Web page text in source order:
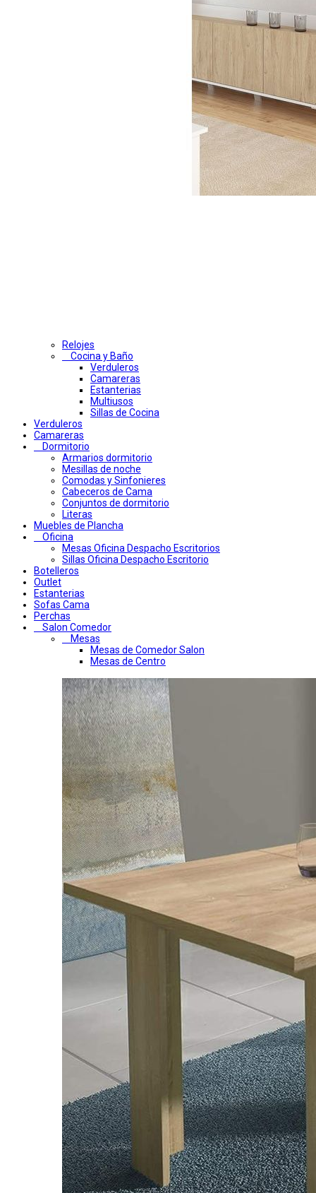
Relojes
Cocina y Baño
Verduleros
Camareras
Estanterias
Multiusos
Sillas de Cocina
Verduleros
Camareras
Dormitorio
Armarios dormitorio
Mesillas de noche
Comodas y Sinfonieres
Cabeceros de Cama
Conjuntos de dormitorio
Literas
Muebles de Plancha
Oficina
Mesas Oficina Despacho Escritorios
Sillas Oficina Despacho Escritorio
Botelleros
Outlet
Estanterias
Sofas Cama
Perchas
Salon Comedor
Mesas
Mesas de Comedor Salon
Mesas de Centro